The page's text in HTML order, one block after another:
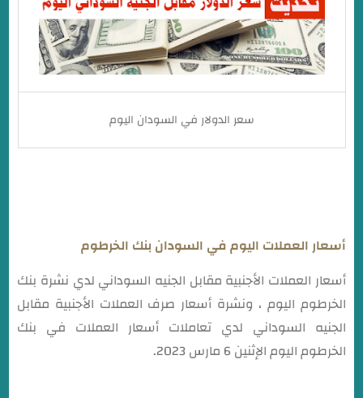
سعر الدولار في السودان اليوم
أسعار العملات اليوم في السودان بنك الخرطوم
أسعار العملات الأجنبية مقابل الجنيه السوداني لدي نشرة بنك
الخرطوم اليوم ، ونشرة أسعار صرف العملات الأجنبية مقابل
الجنيه السوداني لدي تعاملات أسعار العملات في بنك
الخرطوم اليوم الإثنين 6 مارس 2023.